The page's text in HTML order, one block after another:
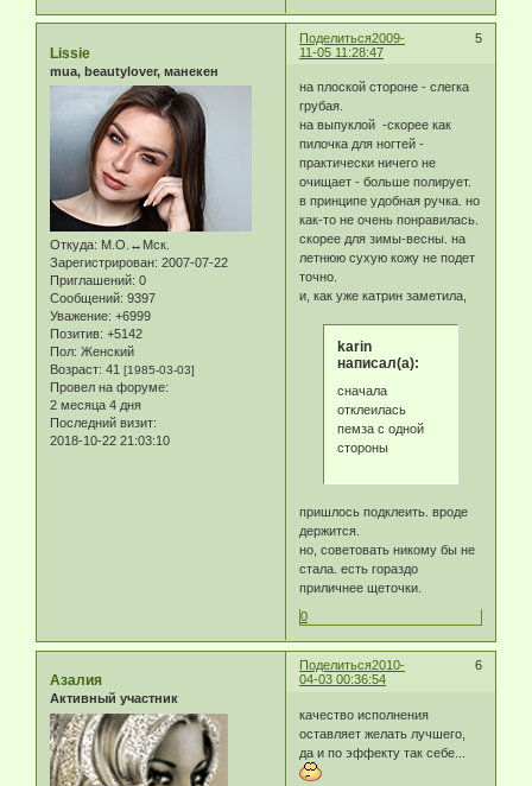
Поделиться 5
2009-
11-05 11:28:47
Lissie
mua, beautylover, манекен
Откуда: М.О.↔Мск.
Зарегистрирован: 2007-07-22
Приглашений: 0
Сообщений: 9397
Уважение: +6999
Позитив: +5142
Пол: Женский
Возраст: 41 [1985-03-03]
Провел на форуме:
2 месяца 4 дня
Последний визит:
2018-10-22 21:03:10
на плоской стороне - слегка
грубая.
на выпуклой -скорее как
пилочка для ногтей -
практически ничего не
очищает - больше полирует.
в принципе удобная ручка. но
как-то не очень понравилась.
скорее для зимы-весны. на
летнюю сухую кожу не подет
точно.
и, как уже катрин заметила,
karin
написал(а):
сначала
отклеилась
пемза с одной
стороны
пришлось подклеить. вроде
держится.
но, советовать никому бы не
стала. есть гораздо
приличнее щеточки.
0
Поделиться 6
2010-
04-03 00:36:54
Азалия
Активный участник
качество исполнения
оставляет желать лучшего,
да и по эффекту так себе...